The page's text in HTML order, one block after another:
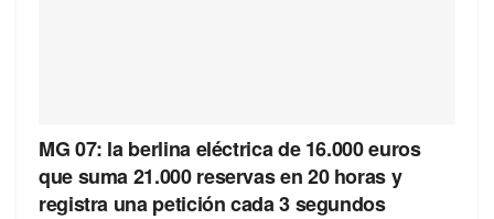
MG 07: la berlina eléctrica de 16.000 euros
que suma 21.000 reservas en 20 horas y
registra una petición cada 3 segundos